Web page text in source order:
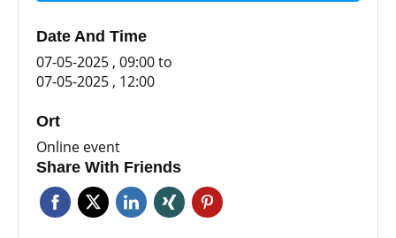
Date And Time
07-05-2025 , 09:00to
07-05-2025 , 12:00
Ort
Online event
Share With Friends